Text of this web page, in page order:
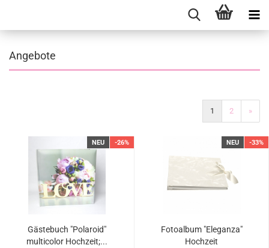
Angebote
1 2 »
NEU -26%
Gästebuch "Polaroid"
multicolor Hochzeit;...
NEU -33%
Fotoalbum "Eleganza"
Hochzeit